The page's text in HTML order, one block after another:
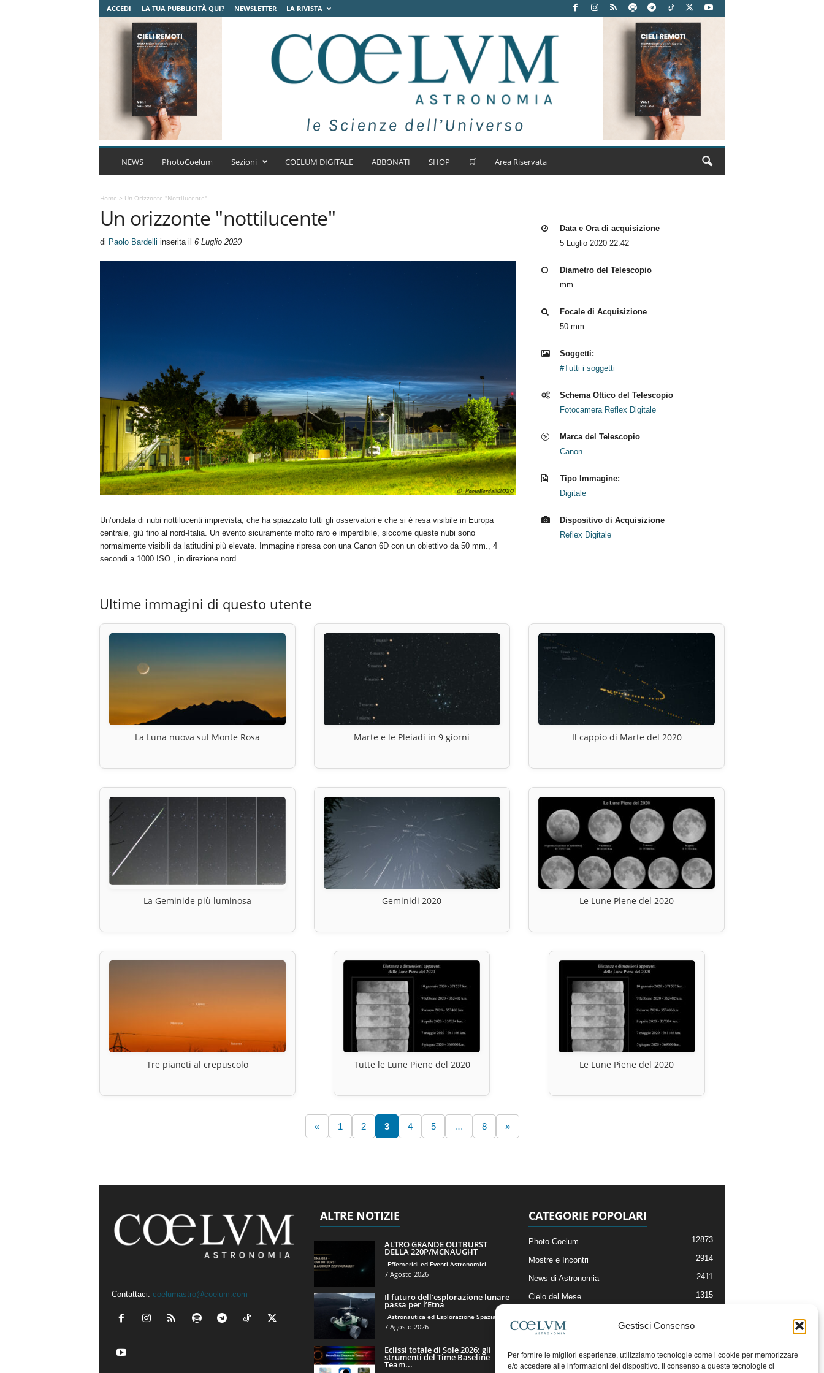
Gestisci Consenso
Per fornire le migliori esperienze, utilizziamo tecnologie come i cookie per memorizzare
e/o accedere alle informazioni del dispositivo. Il consenso a queste tecnologie ci
ACCEDI LA TUA PUBBLICITÀ QUI? NEWSLETTER LA RIVISTA
C
m
r
NEWS PhotoCoelum Sezioni COELUM DIGITALE ABBONATI SHOP 🛒 Area Riservata
Home > Un Orizzonte "nottilucente"
Un orizzonte "nottilucente"
di Paolo Bardelli inserita il 6 Luglio 2020
Un’ondata di nubi nottilucenti imprevista, che ha spiazzato tutti gli osservatori e che si è resa visibile in Europa
centrale, giù fino al nord-Italia. Un evento sicuramente molto raro e imperdibile, siccome queste nubi sono
normalmente visibili da latitudini più elevate. Immagine ripresa con una Canon 6D con un obiettivo da 50 mm., 4
secondi a 1000 ISO., in direzione nord.
Data e Ora di acquisizione
5 Luglio 2020 22:42
Diametro del Telescopio
mm
Focale di Acquisizione
50 mm
Soggetti:
#Tutti i soggetti
Schema Ottico del Telescopio
Fotocamera Reflex Digitale
Marca del Telescopio
Canon
Tipo Immagine:
Digitale
Dispositivo di Acquisizione
Reflex Digitale
Ultime immagini di questo utente
La Luna nuova sul Monte Rosa Marte e le Pleiadi in 9 giorni Il cappio di Marte del 2020
La Geminide più luminosa Geminidi 2020 Le Lune Piene del 2020
Tre pianeti al crepuscolo Tutte le Lune Piene del 2020 Le Lune Piene del 2020
« 1 2 3 4 5 … 8 »
Contattaci: coelumastro@coelum.com
ALTRE NOTIZIE
ALTRO GRANDE OUTBURST
DELLA 220P/MCNAUGHT
Effemeridi ed Eventi Astronomici
7 Agosto 2026
Il futuro dell’esplorazione lunare
passa per l’Etna
Astronautica ed Esplorazione Spaziale
7 Agosto 2026
Eclissi totale di Sole 2026: gli
strumenti del Time Baseline
Team...
CATEGORIE POPOLARI
Photo-Coelum 12873
Mostre e Incontri 2914
News di Astronomia 2411
Cielo del Mese 1315
Articoli e Risorse On-Line
Il Blog della Redazione